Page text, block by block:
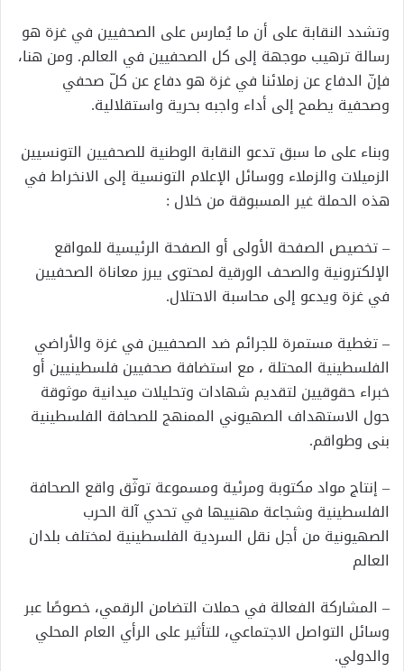
وتشدد النقابة على أن ما يُمارس على الصحفيين في غزة هو
رسالة ترهيب موجهة إلى كل الصحفيين في العالم. ومن هنا،
فإنّ الدفاع عن زملائنا في غزة هو دفاع عن كلّ صحفي
وصحفية يطمح إلى أداء واجبه بحرية واستقلالية.
وبناء على ما سبق تدعو النقابة الوطنية للصحفيين التونسيين
الزميلات والزملاء ووسائل الإعلام التونسية إلى الانخراط في
هذه الحملة غير المسبوقة من خلال :
– تخصيص الصفحة الأولى أو الصفحة الرئيسية للمواقع
الإلكترونية والصحف الورقية لمحتوى يبرز معاناة الصحفيين
في غزة ويدعو إلى محاسبة الاحتلال.
– تغطية مستمرة للجرائم ضد الصحفيين في غزة والأراضي
الفلسطينية المحتلة ، مع استضافة صحفيين فلسطينيين أو
خبراء حقوقيين لتقديم شهادات وتحليلات ميدانية موثوقة
حول الاستهداف الصهيوني الممنهج للصحافة الفلسطينية
بنى وطواقم.
– إنتاج مواد مكتوبة ومرئية ومسموعة توثّق واقع الصحافة
الفلسطينية وشجاعة مهنييها في تحدي آلة الحرب
الصهيونية من أجل نقل السردية الفلسطينية لمختلف بلدان
العالم
– المشاركة الفعالة في حملات التضامن الرقمي، خصوصًا عبر
وسائل التواصل الاجتماعي، للتأثير على الرأي العام المحلي
والدولي.